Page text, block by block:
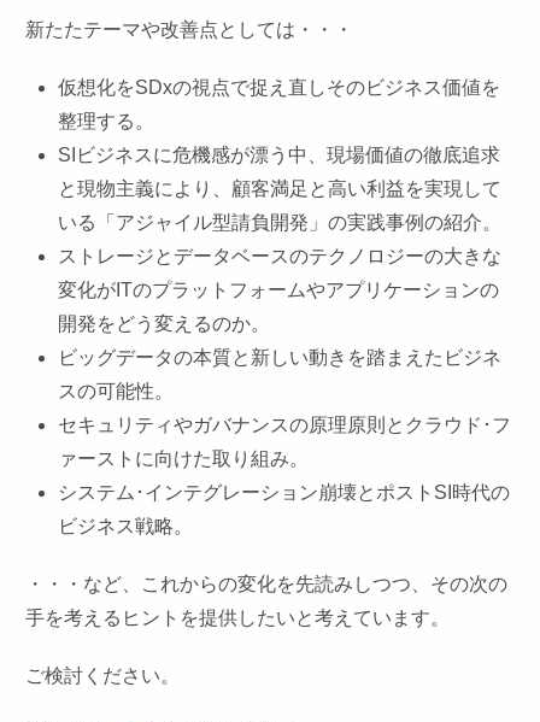
新たたテーマや改善点としては・・・
仮想化をSDxの視点で捉え直しそのビジネス価値を
整理する。
SIビジネスに危機感が漂う中、現場価値の徹底追求
と現物主義により、顧客満足と高い利益を実現して
いる「アジャイル型請負開発」の実践事例の紹介。
ストレージとデータベースのテクノロジーの大きな
変化がITのプラットフォームやアプリケーションの
開発をどう変えるのか。
ビッグデータの本質と新しい動きを踏まえたビジネ
スの可能性。
セキュリティやガバナンスの原理原則とクラウド･フ
ァーストに向けた取り組み。
システム･インテグレーション崩壊とポストSI時代の
ビジネス戦略。
・・・など、これからの変化を先読みしつつ、その次の
手を考えるヒントを提供したいと考えています。
ご検討ください。